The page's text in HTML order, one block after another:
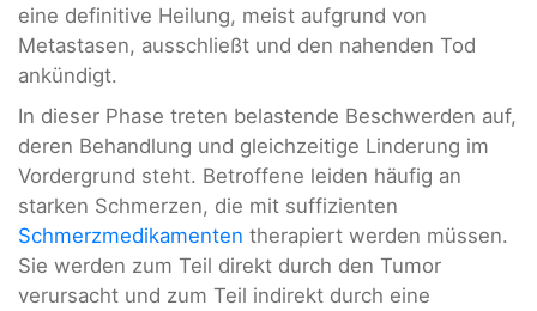
eine definitive Heilung, meist aufgrund von
Metastasen, ausschließt und den nahenden Tod
ankündigt.
In dieser Phase treten belastende Beschwerden auf,
deren Behandlung und gleichzeitige Linderung im
Vordergrund steht. Betroffene leiden häufig an
starken Schmerzen, die mit suffizienten
Schmerzmedikamenten therapiert werden müssen.
Sie werden zum Teil direkt durch den Tumor
verursacht und zum Teil indirekt durch eine